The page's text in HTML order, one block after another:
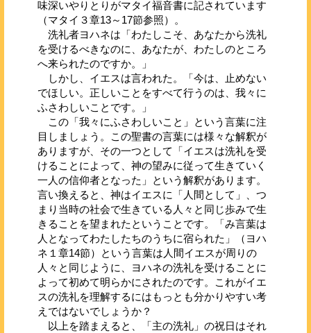
味深いやりとりがマタイ福音書に記されています
（マタイ３章13～17節参照）。
洗礼者ヨハネは「わたしこそ、あなたから洗礼
を受けるべきなのに、あなたが、わたしのところ
へ来られたのですか。」
しかし、イエスは言われた。「今は、止めない
でほしい。正しいことをすべて行うのは、我々に
ふさわしいことです。」
この「我々にふさわしいこと」という言葉に注
目しましょう。この聖書の言葉には様々な解釈が
ありますが、その一つとして「イエスは洗礼を受
けることによって、神の望みに従って生きていく
一人の信仰者となった」という解釈があります。
言い換えると、神はイエスに「人間として」、つ
まり当時の社会で生きている人々と同じ歩みで生
きることを望まれたということです。「み言葉は
人となってわたしたちのうちに宿られた」（ヨハ
ネ１章14節）という言葉は人間イエスが周りの
人々と同じように、ヨハネの洗礼を受けることに
よって初めて明らかにされたのです。これがイエ
スの洗礼を理解するにはもっとも分かりやすい考
えではないでしょうか？
以上を踏まえると、「主の洗礼」の祝日はそれ